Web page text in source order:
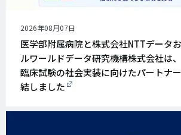
公
開
日
2026年08月07日
医学部附属病院と株式会社NTTデータ
ルワールドデータ研究機構株式会社は
臨床試験の社会実装に向けたパートナ
結しました